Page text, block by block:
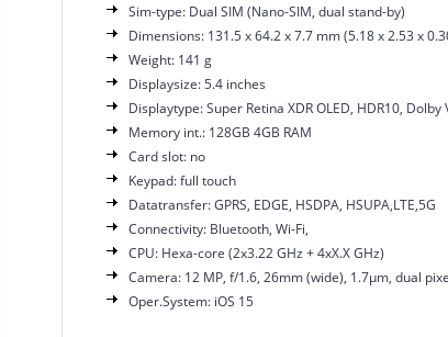
Sim-type: Dual SIM (Nano-SIM, dual stand-by)
Dimensions: 131.5 x 64.2 x 7.7 mm (5.18 x 2.53 x
Weight: 141 g
Displaysize: 5.4 inches
Displaytype: Super Retina XDR OLED, HDR10,
Memory int.: 128GB 4GB RAM
Card slot: no
Keypad: full touch
Datatransfer: GPRS, EDGE, HSDPA, HSUPA,LTE,5G
Connectivity: Bluetooth, Wi-Fi,
CPU: Hexa-core (2x3.22 GHz + 4xX.X GHz)
Camera: 12 MP, f/1.6, 26mm (wide), 1.7µm, dual
Oper.System: iOS 15